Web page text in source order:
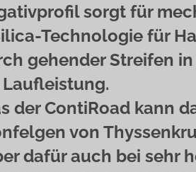
sorgt für
Technologie für
gehender Streifen
der ContiRoad kann
von
dafür auch bei sehr